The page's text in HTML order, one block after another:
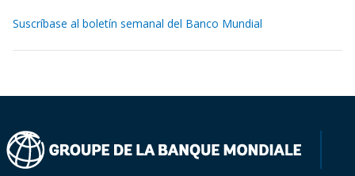
Suscríbase al boletín semanal del Banco Mundial